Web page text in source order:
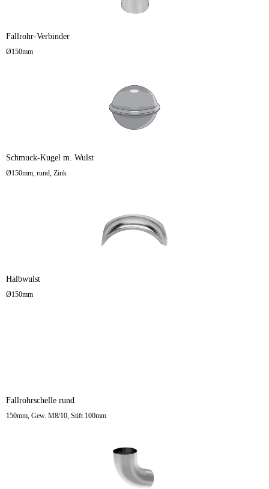
Fallrohr-Verbinder
Ø150mm
Schmuck-Kugel m. Wulst
Ø150mm, rund, Zink
Halbwulst
Ø150mm
Fallrohrschelle rund
150mm, Gew. M8/10, Stift 100mm